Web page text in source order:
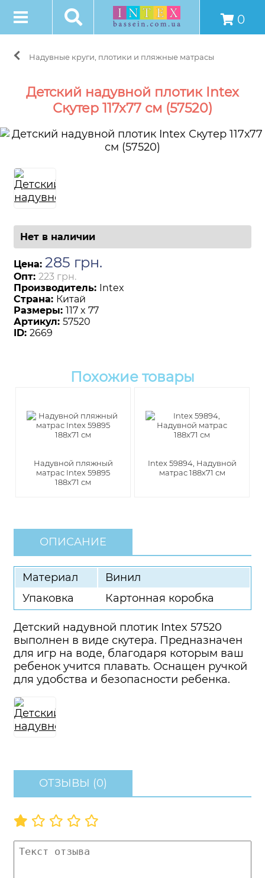
0
Надувные круги, плотики и пляжные матрасы
Детский надувной плотик Intex
Скутер 117х77 см (57520)
Нет в наличии
Цена: 285 грн.
Опт: 223 грн.
Производитель: Intex
Страна: Китай
Размеры: 117 x 77
Артикул: 57520
ID: 2669
Похожие товары
Надувной пляжный
матрас Intex 59895
188х71 см
Intex 59894, Надувной
матрас 188х71 см
ОПИСАНИЕ
Материал
Винил
Упаковка
Картонная коробка
Детский надувной плотик Intex 57520
выполнен в виде скутера. Предназначен
для игр на воде, благодаря которым ваш
ребенок учится плавать. Оснащен ручкой
для удобства и безопасности ребенка.
ОТЗЫВЫ (0)